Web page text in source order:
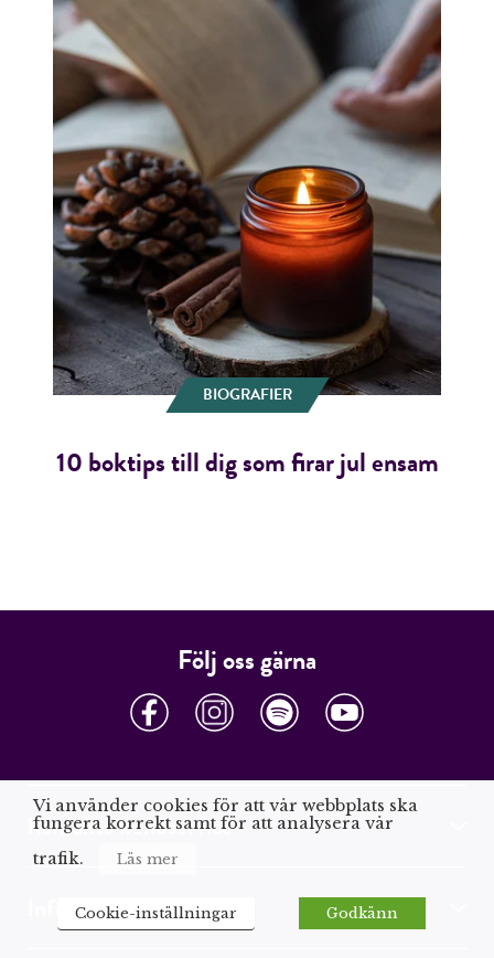
BIOGRAFIER
10 boktips till dig som firar jul ensam
Följ oss gärna
Kontakta kundservice
Information
Vi använder cookies för att vår webbplats ska
fungera korrekt samt för att analysera vår
trafik.
Läs mer
Cookie-inställningar Godkänn